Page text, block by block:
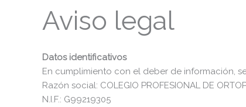
Aviso legal
Datos identificativos
En cumplimiento con el deber de información,
Razón social: COLEGIO PROFESIONAL DE
N.I.F.: G99219305